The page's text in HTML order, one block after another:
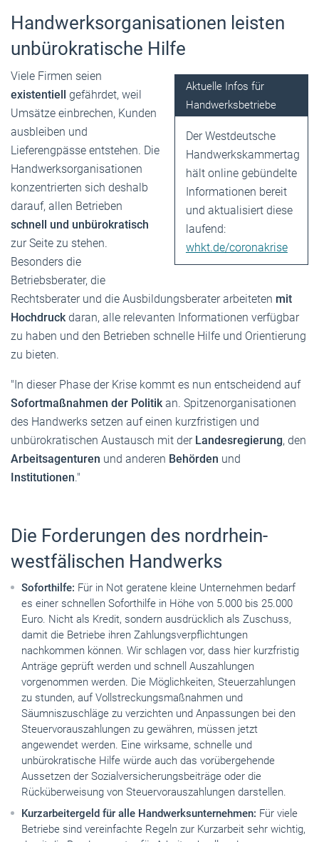
Handwerksorganisationen leisten
unbürokratische Hilfe
Aktuelle Infos für
Handwerksbetriebe
Der Westdeutsche
Handwerkskammertag
hält online gebündelte
Informationen bereit
und aktualisiert diese
laufend:
whkt.de/coronakrise
Viele Firmen seien
existentiell gefährdet, weil
Umsätze einbrechen, Kunden
ausbleiben und
Lieferengpässe entstehen. Die
Handwerksorganisationen
konzentrierten sich deshalb
darauf, allen Betrieben
schnell und unbürokratisch
zur Seite zu stehen.
Besonders die
Betriebsberater, die
Rechtsberater und die Ausbildungsberater arbeiteten mit
Hochdruck daran, alle relevanten Informationen verfügbar
zu haben und den Betrieben schnelle Hilfe und Orientierung
zu bieten.
"In dieser Phase der Krise kommt es nun entscheidend auf
Sofortmaßnahmen der Politik an. Spitzenorganisationen
des Handwerks setzen auf einen kurzfristigen und
unbürokratischen Austausch mit der Landesregierung, den
Arbeitsagenturen und anderen Behörden und
Institutionen."
Die Forderungen des nordrhein-
westfälischen Handwerks
Soforthilfe: Für in Not geratene kleine Unternehmen bedarf
es einer schnellen Soforthilfe in Höhe von 5.000 bis 25.000
Euro. Nicht als Kredit, sondern ausdrücklich als Zuschuss,
damit die Betriebe ihren Zahlungsverpflichtungen
nachkommen können. Wir schlagen vor, dass hier kurzfristig
Anträge geprüft werden und schnell Auszahlungen
vorgenommen werden. Die Möglichkeiten, Steuerzahlungen
zu stunden, auf Vollstreckungsmaßnahmen und
Säumniszuschläge zu verzichten und Anpassungen bei den
Steuervorauszahlungen zu gewähren, müssen jetzt
angewendet werden. Eine wirksame, schnelle und
unbürokratische Hilfe würde auch das vorübergehende
Aussetzen der Sozialversicherungsbeiträge oder die
Rücküberweisung von Steuervorauszahlungen darstellen.
Kurzarbeitergeld für alle Handwerksunternehmen: Für viele
Betriebe sind vereinfachte Regeln zur Kurzarbeit sehr wichtig,